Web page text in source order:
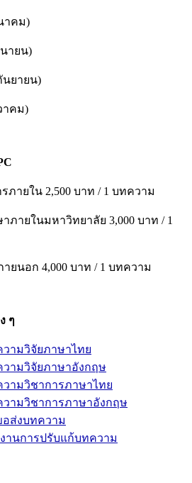
คม)
ายน)
ยายน)
คม)
ายใน 2,500 บาท / 1 บทความ
ายในมหาวิทยาลัย 3,000 บาท / 1
นอก 4,000 บาท / 1 บทความ
ๆ
วามวิจัยภาษาไทย
วามวิจัยภาษาอังกฤษ
วามวิชาการภาษาไทย
วามวิชาการภาษาอังกฤษ
อส่งบทความ
งานการปรับแก้บทความ